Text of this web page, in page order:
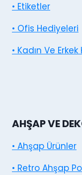
• Etiketler
• Ofis Hediyeleri
• Kadın Ve
AHŞAP VE
• Ahşap Ürünler
• Retro Ahşap